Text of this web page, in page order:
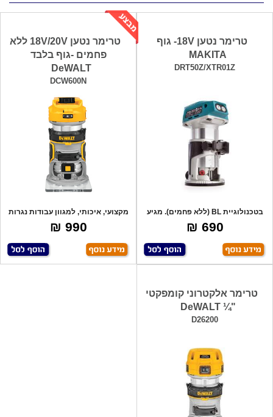
טרימר נטען 18V- גוף
MAKITA
DRT50Z/XTR01Z
בטכנולוגיית BL (ללא פחמים). מגיע
עם (קול
690 ₪
טרימר נטען 18V/20V ללא
פחמים -גוף בלבד
DeWALT
DCW600N
מקצועי, איכותי, למגוון עבודות נגרות
וכרס
990 ₪
טרימר אלקטרוני קומפקטי
"¼ DeWALT
D26200